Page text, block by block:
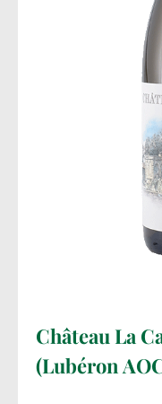
Château La
(Lubéron